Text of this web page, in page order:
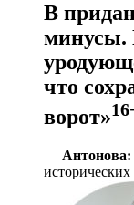
В
минусы.
что
ворот»
Антонова: